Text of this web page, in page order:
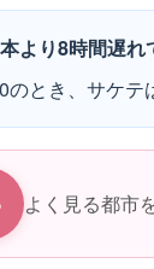
より8時間遅れ
のとき、サケテ
よく見る都市